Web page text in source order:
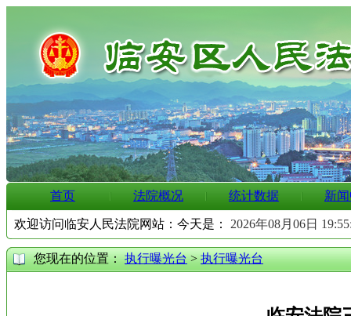
首页 法院概况 统计数据 新
欢迎访问临安人民法院网站：今天是： 2026年08月06日
您现在的位置：执行曝光台>执行曝光台